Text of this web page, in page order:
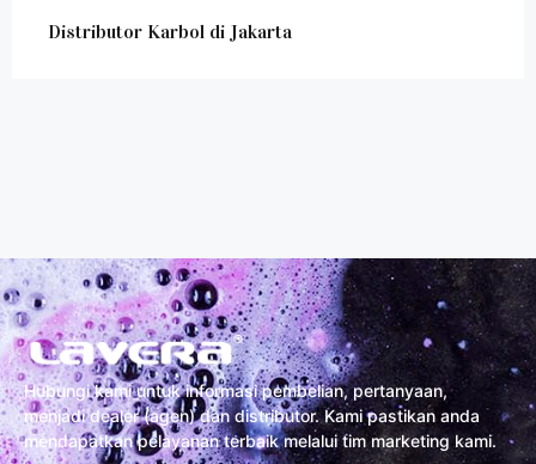
Distributor Karbol di Jakarta
Hubungi kami untuk informasi pembelian, pertanyaan,
menjadi dealer (agen) dan distributor. Kami pastikan anda
mendapatkan pelayanan terbaik melalui tim marketing kami.